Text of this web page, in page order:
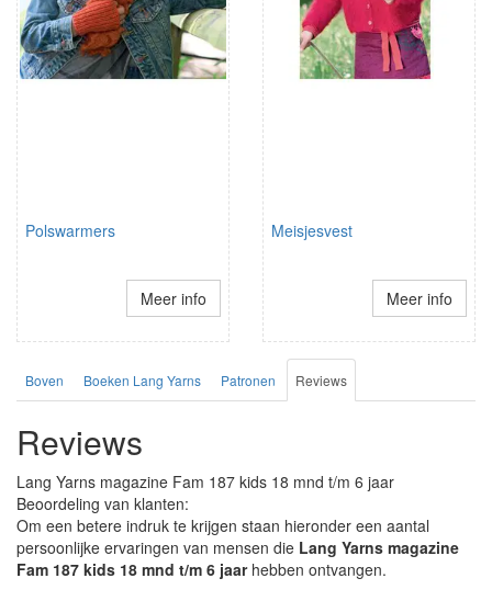
Polswarmers
Meer info
Meisjesvest
Meer info
Boven Boeken Lang Yarns Patronen Reviews
Reviews
Lang Yarns magazine Fam 187 kids 18 mnd t/m 6 jaar
Beoordeling van klanten:
Om een betere indruk te krijgen staan hieronder een aantal
persoonlijke ervaringen van mensen die Lang Yarns magazine
Fam 187 kids 18 mnd t/m 6 jaarhebben ontvangen.